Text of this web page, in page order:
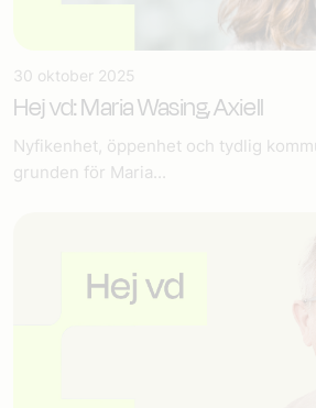
30 oktober 2025
Hej vd: Maria Wasing, Axiell
Nyfikenhet, öppenhet och tydlig
grunden för Maria...